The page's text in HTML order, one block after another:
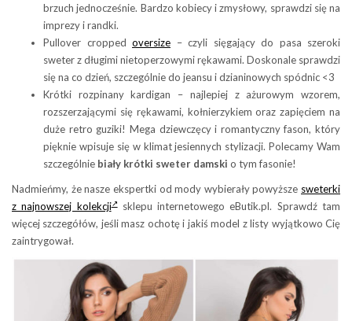
brzuch jednocześnie. Bardzo kobiecy i zmysłowy, sprawdzi się na
imprezy i randki.
Pullover cropped oversize – czyli sięgający do pasa szeroki
sweter z długimi nietoperzowymi rękawami. Doskonale sprawdzi
się na co dzień, szczególnie do jeansu i dzianinowych spódnic <3
Krótki rozpinany kardigan – najlepiej z ażurowym wzorem,
rozszerzającymi się rękawami, kołnierzykiem oraz zapięciem na
duże retro guziki! Mega dziewczęcy i romantyczny fason, który
pięknie wpisuje się w klimat jesiennych stylizacji. Polecamy Wam
szczególnie biały krótki sweter damski o tym fasonie!
Nadmieńmy, że nasze ekspertki od mody wybierały powyższe sweterki
z najnowszej kolekcji sklepu internetowego eButik.pl. Sprawdź tam
więcej szczegółów, jeśli masz ochotę i jakiś model z listy wyjątkowo Cię
zaintrygował.